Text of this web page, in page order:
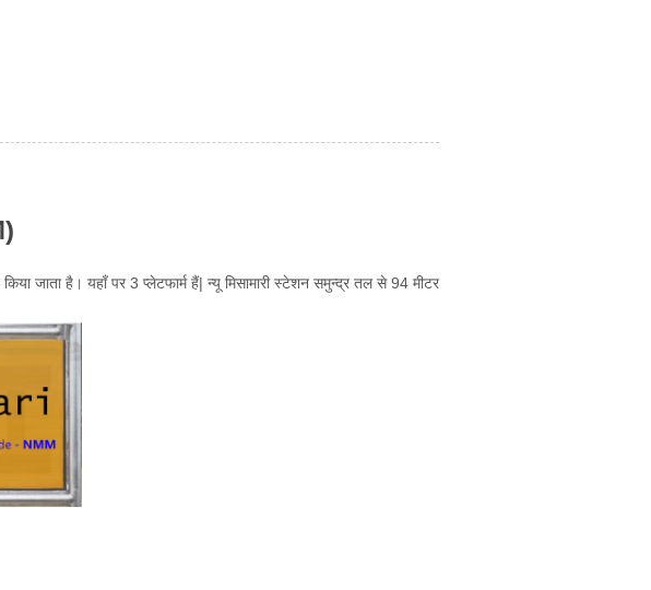
जाता है। यहाँ पर 3 प्लेटफार्म हैं| न्यू मिसामारी स्टेशन समुन्द्र तल से 94 मीटर